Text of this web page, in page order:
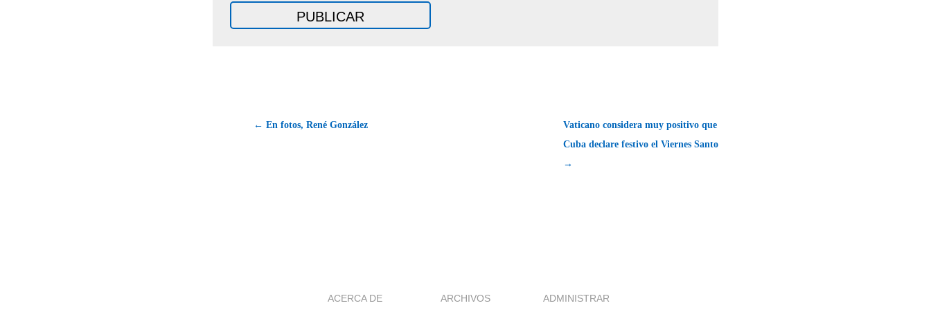
← En fotos, René González
Vaticano considera muy positivo que
Cuba declare festivo el Viernes Santo
→
ACERCA DE ARCHIVOS ADMINISTRAR